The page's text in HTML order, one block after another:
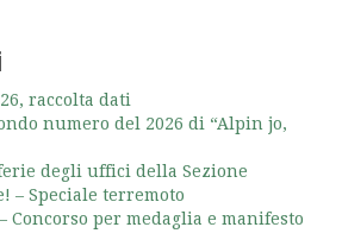
raccolta dati
numero del 2026 di “Alpin jo,
degli uffici della Sezione
– Speciale terremoto
Concorso per medaglia e manifesto